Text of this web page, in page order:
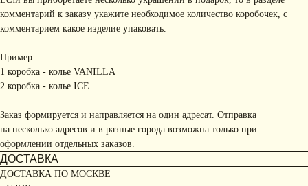
комментарий к заказу укажите необходимое количество коробочек, с
комментарием какое изделие упаковать.
Пример:
1 коробка - колье VANILLA
2 коробка - колье ICE
Заказ формируется и направляется на один адресат. Отправка
на несколько адресов и в разные города возможна только при
оформлении отдельных заказов.
ДОСТАВКА
ДОСТАВКА ПО МОСКВЕ